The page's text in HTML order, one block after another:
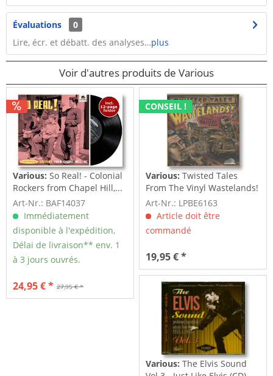
Évaluations
0
Lire, écr. et débatt. des analyses…plus
Voir d'autres produits de Various
Various: So Real! - Colonial
Rockers from Chapel Hill,...
Art-Nr.: BAF14037
Immédiatement
disponible à l'expédition,
Délai de livraison** env. 1
à 3 jours ouvrés.
27,95 € *
24,95 € *
CONSEIL !
Various: Twisted Tales
From The Vinyl Wastelands!
Vol.5...
Art-Nr.: LPBE6163
Article doit être
commandé
19,95 € *
Various: The Elvis Sound